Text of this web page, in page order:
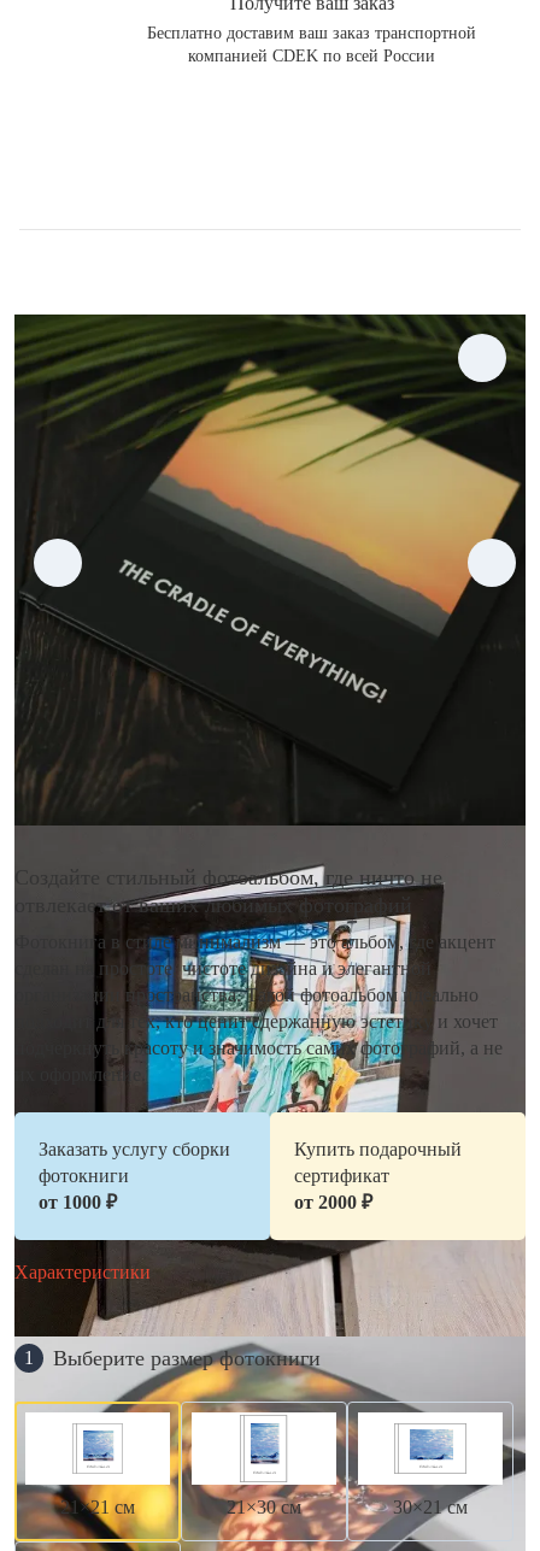
Бесплатно доставим ваш заказ транспортной
компанией CDEK по всей России
Создайте стильный фотоальбом, где ничто не
отвлекает от ваших любимых фотографий
Фотокнига в стиле минимализм — это альбом, где акцент
сделан на простоте, чистоте дизайна и элегантной
организации пространства. Такой фотоальбом идеально
подходит для тех, кто ценит сдержанную эстетику и хочет
подчеркнуть красоту и значимость самих фотографий, а не
их оформление.
Заказать услугу сборки
фотокниги
от 1000 ₽
Купить подарочный
сертификат
от 2000 ₽
Характеристики
1 Выберите размер фотокниги
21×21 см 21×30 см 30×21 см